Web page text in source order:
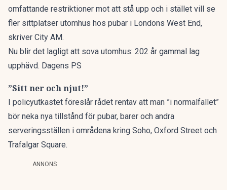
omfattande restriktioner mot att stå upp och i stället vill se
fler sittplatser utomhus hos pubar i Londons West End,
skriver City AM.
Nu blir det lagligt att sova utomhus: 202 år gammal lag
upphävd. Dagens PS
”Sitt ner och njut!”
I policyutkastet föreslår rådet rentav att man ”i normalfallet”
bör neka nya tillstånd för pubar, barer och andra
serveringsställen i områdena kring Soho, Oxford Street och
Trafalgar Square.
ANNONS